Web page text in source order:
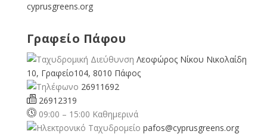
cyprusgreens.org
Γραφείο Πάφου
Λεοφώρος Νίκου Νικολαίδη
10, Γραφείο104, 8010 Πάφος
26911692
26912319
09:00 – 15:00 Καθημερινά
pafos@cyprusgreens.org